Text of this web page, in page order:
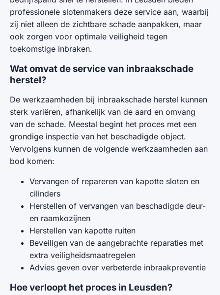
professionele slotenmakers deze service aan, waarbij
zij niet alleen de zichtbare schade aanpakken, maar
ook zorgen voor optimale veiligheid tegen
toekomstige inbraken.
Wat omvat de service van inbraakschade
herstel?
De werkzaamheden bij inbraakschade herstel kunnen
sterk variëren, afhankelijk van de aard en omvang
van de schade. Meestal begint het proces met een
grondige inspectie van het beschadigde object.
Vervolgens kunnen de volgende werkzaamheden aan
bod komen:
Vervangen of repareren van kapotte sloten en
cilinders
Herstellen of vervangen van beschadigde deur-
en raamkozijnen
Herstellen van kapotte ruiten
Beveiligen van de aangebrachte reparaties met
extra veiligheidsmaatregelen
Advies geven over verbeterde inbraakpreventie
Hoe verloopt het proces in Leusden?